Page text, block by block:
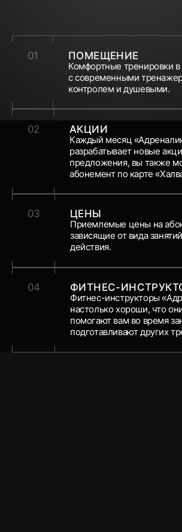
01 ПОМЕЩЕНИЕ
Комфортные тренировки в
с современными
контролем и душевыми.
02 АКЦИИ
Каждый месяц
разрабатывает новые
предложения, вы также
абонемент по карте
03 ЦЕНЫ
Приемлемые цены на
зависящие от вида
действия.
04 ФИТНЕС-
Фитнес-инструкторы
настолько хороши, что
помогают вам во время
подготавливают других